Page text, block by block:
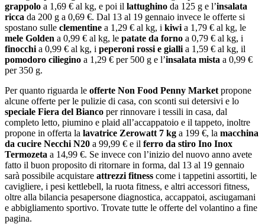
grappolo a 1,69 € al kg, e poi il lattughino da 125 g e l’insalata
ricca da 200 g a 0,69 €. Dal 13 al 19 gennaio invece le offerte si
spostano sulle clementine a 1,29 € al kg, i kiwi a 1,79 € al kg, le
mele Golden a 0,99 € al kg, le patate da forno a 0,79 € al kg, i
finocchi a 0,99 € al kg, i peperoni rossi e gialli a 1,59 € al kg, il
pomodoro ciliegino a 1,29 € per 500 g e l’insalata mista a 0,99 €
per 350 g.
Per quanto riguarda le offerte Non Food Penny Market propone
alcune offerte per le pulizie di casa, con sconti sui detersivi e lo
speciale Fiera del Bianco per rinnovare i tessili in casa, dal
completo letto, piumino e plaid all’accappatoio e il tappeto, inoltre
propone in offerta la lavatrice Zerowatt 7 kg a 199 €, la macchina
da cucire Necchi N20 a 99,99 € e il ferro da stiro Ino Inox
Termozeta a 14,99 €. Se invece con l’inizio del nuovo anno avete
fatto il buon proposito di ritornare in forma, dal 13 al 19 gennaio
sarà possibile acquistare attrezzi fitness come i tappetini assortiti, le
cavigliere, i pesi kettlebell, la ruota fitness, e altri accessori fitness,
oltre alla bilancia pesapersone diagnostica, accappatoi, asciugamani
e abbigliamento sportivo. Trovate tutte le offerte del volantino a fine
pagina.